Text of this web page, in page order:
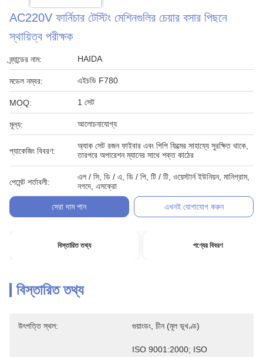
AC220V ফার্নিচার টেস্টিং মেশিনগুলির চেয়ার বসার পিছনে
স্থায়িত্ব পরীক্ষক
ব্র্যান্ডের নাম: HAIDA
মডেল নম্বর: এইচডি F780
MOQ: 1 সেট
মূল্য: আলোচনাযোগ্য
প্যাকেজিং বিবরণ:
অ্যাক সেট রজন ফাইবার এবং পিপি ফিল্মের সাহায্যে সুরক্ষিত থাকে,
তারপরে অপারেশন ম্যানের সাথে শক্ত কাঠের
পেমেন্ট শর্তাবলী:
এল / সি, ডি / এ, ডি / পি, টি / টি, ওয়েস্টার্ন ইউনিয়ন, মানিগ্রাম,
নগদে, এসক্রো
সেরা দাম পান এখনই যোগাযোগ করুন
বিস্তারিত তথ্য পণ্যের বিবরণ
বিস্তারিত তথ্য
উৎপত্তি স্থল: গুয়াংডং, চীন (মূল ভূখণ্ড)
ISO 9001:2000; ISO